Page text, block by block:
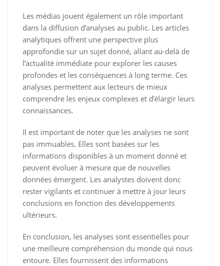
Les médias jouent également un rôle important
dans la diffusion d’analyses au public. Les articles
analytiques offrent une perspective plus
approfondie sur un sujet donné, allant au-delà de
l’actualité immédiate pour explorer les causes
profondes et les conséquences à long terme. Ces
analyses permettent aux lecteurs de mieux
comprendre les enjeux complexes et d’élargir leurs
connaissances.
Il est important de noter que les analyses ne sont
pas immuables. Elles sont basées sur les
informations disponibles à un moment donné et
peuvent évoluer à mesure que de nouvelles
données émergent. Les analystes doivent donc
rester vigilants et continuer à mettre à jour leurs
conclusions en fonction des développements
ultérieurs.
En conclusion, les analyses sont essentielles pour
une meilleure compréhension du monde qui nous
entoure. Elles fournissent des informations